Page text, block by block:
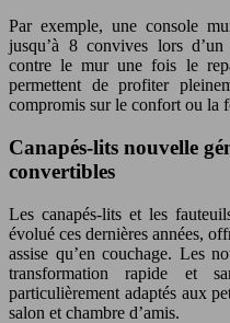
Par exemple, une console
jusqu’à 8 convives lors
contre le mur une fois le
permettent de profiter
compromis sur le confort ou la
Canapés-lits nouvelle
convertibles
Les canapés-lits et les
évolué ces dernières années,
assise qu’en couchage. Les
transformation rapide et
particulièrement adaptés aux
salon et chambre d’amis.